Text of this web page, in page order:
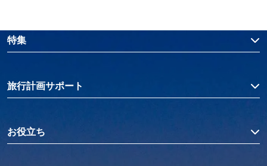
特集
旅行計画サポート
お役立ち